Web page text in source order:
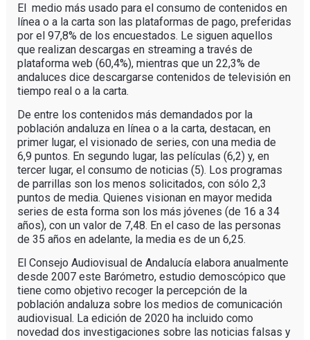
El medio más usado para el consumo de contenidos en
línea o a la carta son las plataformas de pago, preferidas
por el 97,8% de los encuestados. Le siguen aquellos
que realizan descargas en streaming a través de
plataforma web (60,4%), mientras que un 22,3% de
andaluces dice descargarse contenidos de televisión en
tiempo real o a la carta.
De entre los contenidos más demandados por la
población andaluza en línea o a la carta, destacan, en
primer lugar, el visionado de series, con una media de
6,9 puntos. En segundo lugar, las películas (6,2) y, en
tercer lugar, el consumo de noticias (5). Los programas
de parrillas son los menos solicitados, con sólo 2,3
puntos de media. Quienes visionan en mayor medida
series de esta forma son los más jóvenes (de 16 a 34
años), con un valor de 7,48. En el caso de las personas
de 35 años en adelante, la media es de un 6,25.
El Consejo Audiovisual de Andalucía elabora anualmente
desde 2007 este Barómetro, estudio demoscópico que
tiene como objetivo recoger la percepción de la
población andaluza sobre los medios de comunicación
audiovisual. La edición de 2020 ha incluido como
novedad dos investigaciones sobre las noticias falsas y